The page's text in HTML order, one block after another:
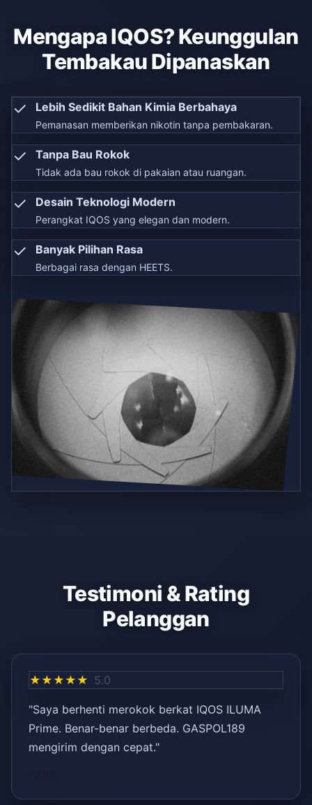
Mengapa IQOS? Keunggulan
Tembakau Dipanaskan
✓ Lebih Sedikit Bahan Kimia Berbahaya
Pemanasan memberikan nikotin tanpa pembakaran.
✓ Tanpa Bau Rokok
Tidak ada bau rokok di pakaian atau ruangan.
✓ Desain Teknologi Modern
Perangkat IQOS yang elegan dan modern.
✓ Banyak Pilihan Rasa
Berbagai rasa dengan HEETS.
Testimoni & Rating
Pelanggan
★★★★★ 5.0
"Saya berhenti merokok berkat IQOS ILUMA
Prime. Benar-benar berbeda. GASPOL189
mengirim dengan cepat."